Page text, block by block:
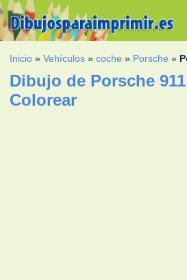
Inicio »Vehículos »coche » Porsche »
Dibujo de Porsche
Colorear